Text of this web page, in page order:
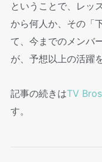
ということで、レッ
から何人か、その「
て、今までのメンバ
が、予想以上の活躍
記事の続きはTV
す。